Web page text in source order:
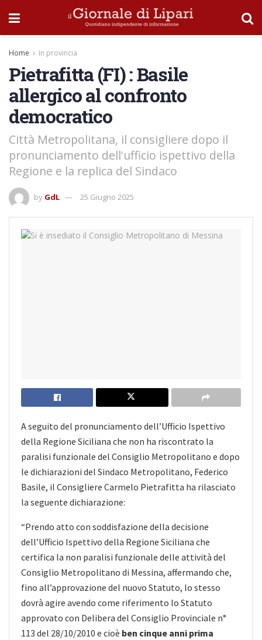
Home In provincia
Pietrafitta (FI) : Basile
allergico al confronto
democratico
Città Metropolitana, il consigliere dopo il
pronunciamento dell'ufficio ispettivo della
Regione e la replica del Sindaco
by GdL 25 Giugno 2025
A seguito del pronunciamento dell’Ufficio Ispettivo
della Regione Siciliana che non ha riscontrato la
paralisi funzionale del Consiglio Metropolitano e dopo
le dichiarazioni del Sindaco Metropolitano, Federico
Basile, il Consigliere Carmelo Pietrafitta ha rilasciato
la seguente dichiarazione:
“Prendo atto con soddisfazione della decisione
dell’Ufficio Ispettivo della Regione Siciliana che
certifica la non paralisi funzionale delle attività del
Consiglio Metropolitano di Messina, affermando che,
fino all’approvazione del nuovo Statuto, lo stesso
dovrà agire avendo come riferimento lo Statuto
approvato con Delibera del Consiglio Provinciale n°
113 del 28/10/2010 e cioè ben cinque anni prima